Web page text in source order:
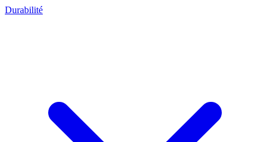
Durabilité